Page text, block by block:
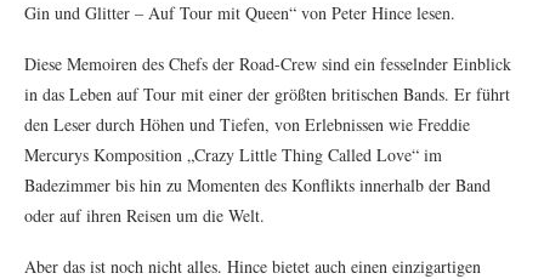
Gin und Glitter – Auf Tour mit Queen“ von Peter Hince lesen.
Diese Memoiren des Chefs der Road-Crew sind ein fesselnder Einblick
in das Leben auf Tour mit einer der größten britischen Bands. Er führt
den Leser durch Höhen und Tiefen, von Erlebnissen wie Freddie
Mercurys Komposition „Crazy Little Thing Called Love“ im
Badezimmer bis hin zu Momenten des Konflikts innerhalb der Band
oder auf ihren Reisen um die Welt.
Aber das ist noch nicht alles. Hince bietet auch einen einzigartigen